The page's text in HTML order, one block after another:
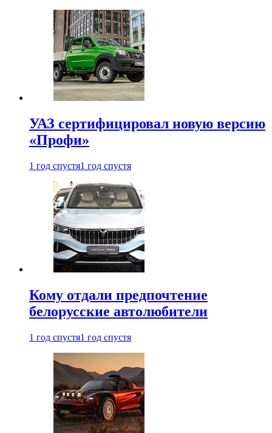
УАЗ сертифицировал новую версию
«Профи»
1 год спустя1 год спустя
Кому отдали предпочтение
белорусские автолюбители
1 год спустя1 год спустя